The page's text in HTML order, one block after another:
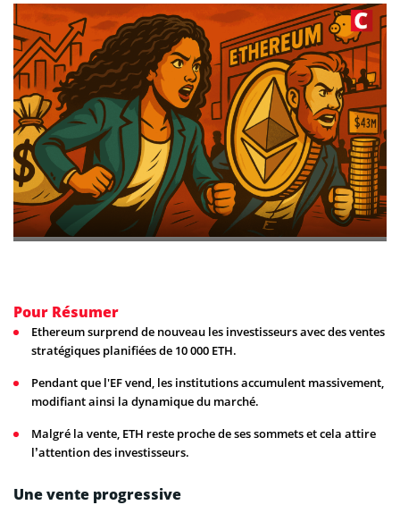
Pour Résumer
Ethereum surprend de nouveau les investisseurs avec des ventes
stratégiques planifiées de 10 000 ETH.
Pendant que l'EF vend, les institutions accumulent massivement,
modifiant ainsi la dynamique du marché.
Malgré la vente, ETH reste proche de ses sommets et cela attire
l’attention des investisseurs.
Une vente progressive